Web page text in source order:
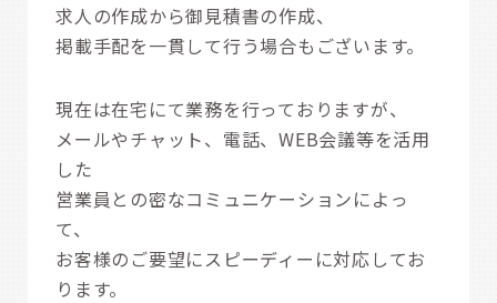
求人の作成から御見積書の作成、
掲載手配を一貫して行う場合もございます。
現在は在宅にて業務を行っておりますが、
メールやチャット、電話、WEB会議等を活用
した
営業員との密なコミュニケーションによっ
て、
お客様のご要望にスピーディーに対応してお
ります。